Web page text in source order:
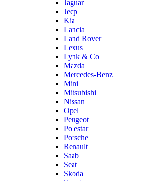
Jaguar
Jeep
Kia
Lancia
Land Rover
Lexus
Lynk & Co
Mazda
Mercedes-Benz
Mini
Mitsubishi
Nissan
Opel
Peugeot
Polestar
Porsche
Renault
Saab
Seat
Skoda